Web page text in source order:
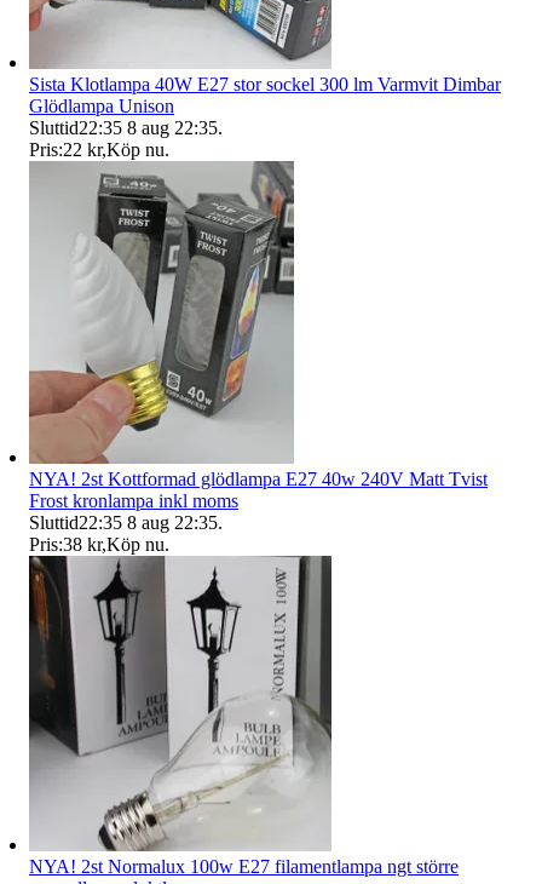
Sista Klotlampa 40W E27 stor sockel 300 lm Varmvit Dimbar
Glödlampa Unison
Sluttid22:35 8 aug 22:35.
Pris:22 kr,Köp nu.
NYA! 2st Kottformad glödlampa E27 40w 240V Matt Tvist
Frost kronlampa inkl moms
Sluttid22:35 8 aug 22:35.
Pris:38 kr,Köp nu.
NYA! 2st Normalux 100w E27 filamentlampa ngt större